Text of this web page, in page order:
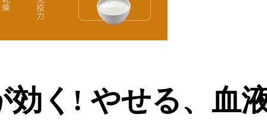
効く! やせる、血